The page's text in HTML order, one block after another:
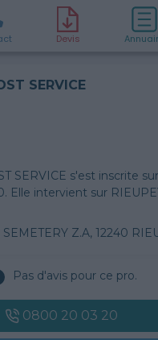
Devis
SERVICE
SERVICE s'est inscrite
Elle intervient sur
Z.A, 12240
Pas d'avis pour ce pro.
0800 20 03 20